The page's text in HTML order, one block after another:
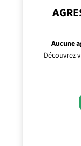
Aucune
Découvrez